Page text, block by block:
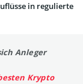
in regulierte
Anleger
Krypto